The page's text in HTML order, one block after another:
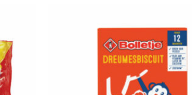
Wishlist